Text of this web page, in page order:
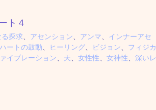
ト４
探求、 アセンション、 アンマ、 インナーアセ
ハートの鼓動、 ヒーリング、 ビジョン、 フィジカ
イブレーション、 天、 女性性、 女神性、 深いレ